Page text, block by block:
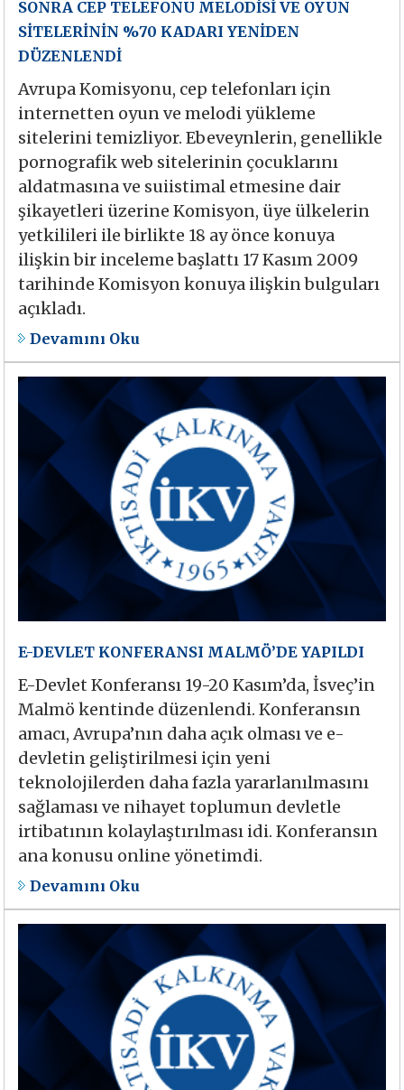
SONRA CEP TELEFONU MELODİSİ VE OYUN
SİTELERİNİN %70 KADARI YENİDEN
DÜZENLENDİ
Avrupa Komisyonu, cep telefonları için
internetten oyun ve melodi yükleme
sitelerini temizliyor. Ebeveynlerin, genellikle
pornografik web sitelerinin çocuklarını
aldatmasına ve suiistimal etmesine dair
şikayetleri üzerine Komisyon, üye ülkelerin
yetkilileri ile birlikte 18 ay önce konuya
ilişkin bir inceleme başlattı 17 Kasım 2009
tarihinde Komisyon konuya ilişkin bulguları
açıkladı.
Devamını Oku
E-DEVLET KONFERANSI MALMÖ’DE YAPILDI
E-Devlet Konferansı 19-20 Kasım’da, İsveç’in
Malmö kentinde düzenlendi. Konferansın
amacı, Avrupa’nın daha açık olması ve e-
devletin geliştirilmesi için yeni
teknolojilerden daha fazla yararlanılmasını
sağlaması ve nihayet toplumun devletle
irtibatının kolaylaştırılması idi. Konferansın
ana konusu online yönetimdi.
Devamını Oku